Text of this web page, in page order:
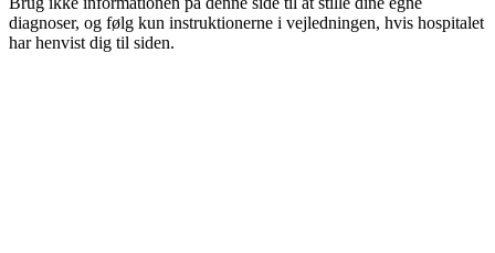
diagnoser, og følg kun instruktionerne i vejledningen, hvis hospitalet
har henvist dig til siden.